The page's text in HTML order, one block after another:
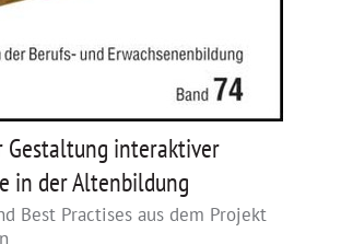
Gestaltung interaktiver
in der Altenbildung
Best Practises aus dem Projekt